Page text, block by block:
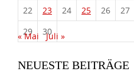
22
23 24 25 26 27
29
30
« Mai Juli »
NEUESTE BEITRÄGE